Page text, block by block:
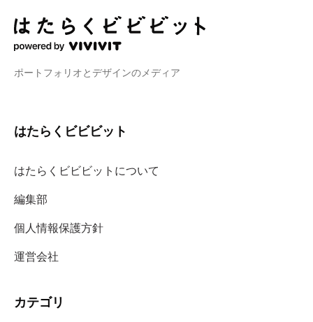
ポートフォリオとデザインのメディア
はたらくビビビット
はたらくビビビットについて
編集部
個人情報保護方針
運営会社
カテゴリ